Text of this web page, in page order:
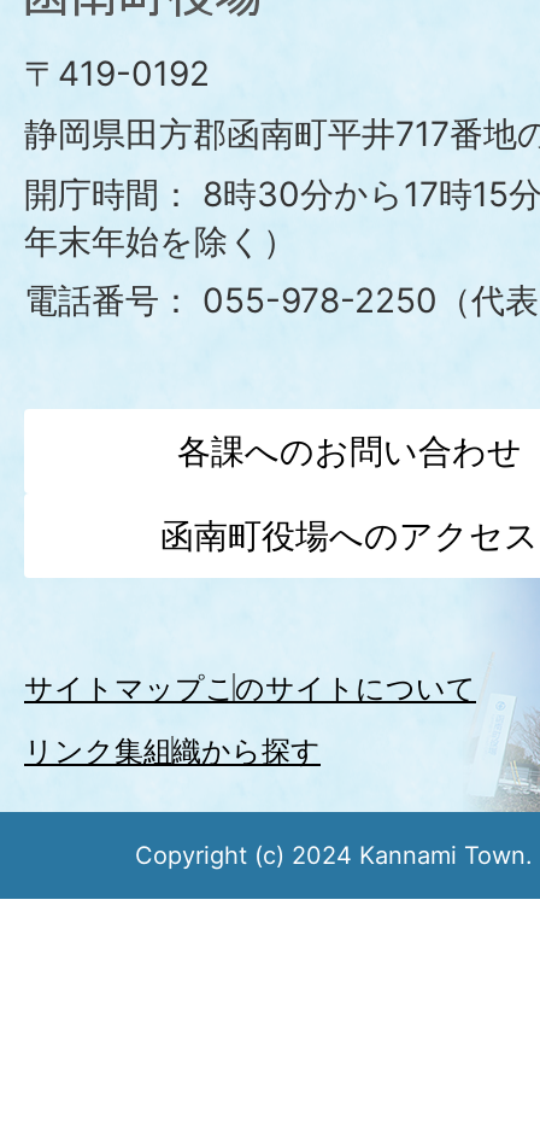
南
町
役
場
〒419-0192
静岡県田方郡函南町平井717番地
開庁時間：
8時30分から17時15
年末年始を除く）
電話番号：
055-978-2250（代
各課へのお問い合わせ
函南町役場へのアクセス
サイトマップこのサイトについて
リンク集組織から探す
Copyright (c) 2024 Kannami